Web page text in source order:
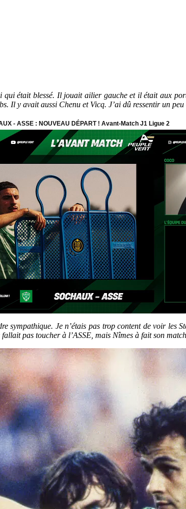
qui était blessé. Il jouait ailier gauche et il était aux
Il y avait aussi Chenu et Vicq. J’ai dû ressentir un peu
Je n’étais pas trop content de voir les
pas toucher à l’ASSE, mais Nîmes à fait son